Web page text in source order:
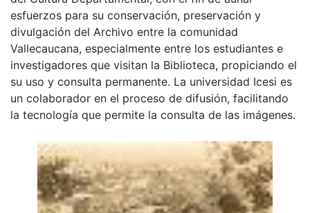
esfuerzos para su conservación, preservación y
divulgación del Archivo entre la comunidad
Vallecaucana, especialmente entre los estudiantes e
investigadores que visitan la Biblioteca, propiciando el
su uso y consulta permanente. La universidad Icesi es
un colaborador en el proceso de difusión, facilitando
la tecnología que permite la consulta de las imágenes.